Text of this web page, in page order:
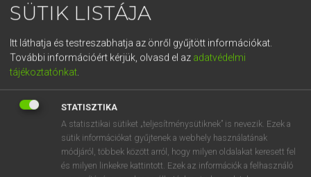
SÜTIK LISTÁJA
Itt láthatja és testreszabhatja az önről gyűjtött információkat.
További információért kérjük, olvasd el az adatvédelmi
tájékoztatónkat
STATISZTIKA
A statisztikai sütiket „teljesítménysütiknek” is nevezik. Ezek a
sütik információkat gyűjtenek a webhely használatának
módjáról, többek között arról, hogy milyen oldalakat keresett fel
és milyen linkekre kattintott. Ezek az információk a felhasználó
g h k l
v b n m , . - AltGr